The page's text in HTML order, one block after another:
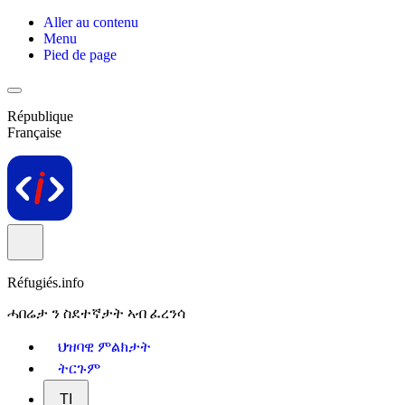
Aller au contenu
Menu
Pied de page
République
Française
Réfugiés.info
ሓበሬታ ን ስደተኛታት ኣብ ፈረንሳ
ህዝባዊ ምልክታት
ትርጉም
TI